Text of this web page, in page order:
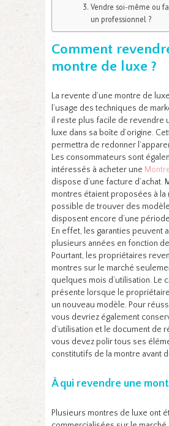
Vendre soi-même ou
un professionnel ?
Comment
montre de luxe ?
La revente d’une montre de
l’usage des techniques de
il reste plus facile de revendre
luxe dans sa boîte d’origine.
permettra de redonner
Les consommateurs sont
intéressés à acheter une
dispose d’une facture d’achat.
montres étaient proposées à la
possible de trouver des
disposent encore d’une
En effet, les garanties peuvent
plusieurs années en fonction
Pourtant, les propriétaires
montres sur le marché
quelques mois d’utilisation. Le
présente lorsque le
un nouveau modèle. Pour
vous devriez également
d’utilisation et le document de
vous devez polir tous ses
constitutifs de la montre avant
À qui revendre une
Plusieurs montres de luxe ont